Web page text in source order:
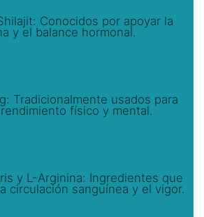
Conocidos por apoyar la
y el balance hormonal.
Tradicionalmente usados para
físico y mental.
y L-Arginina: Ingredientes que
circulación sanguínea y el vigor.